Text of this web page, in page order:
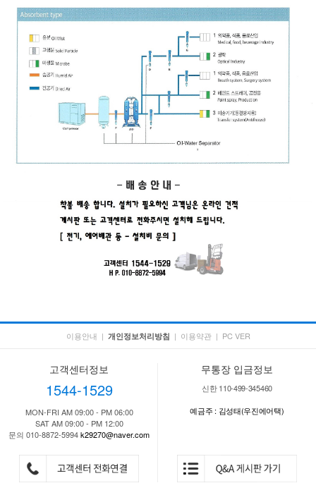
이용안내 | 개인정보처리방침 | 이용약관 | PC VER
고객센터정보
1544-1529
MON-FRI AM 09:00 - PM 06:00
SAT AM 09:00 - PM 12:00
문의 010-8872-5994k29270@naver.com
무통장 입금정보
신한 110-499-345460
예금주 : 김성태(우진에어택)